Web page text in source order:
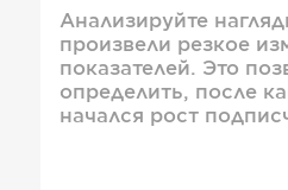
Анализируйте
произвели резкое
показателей. Это
определить, после
начался рост